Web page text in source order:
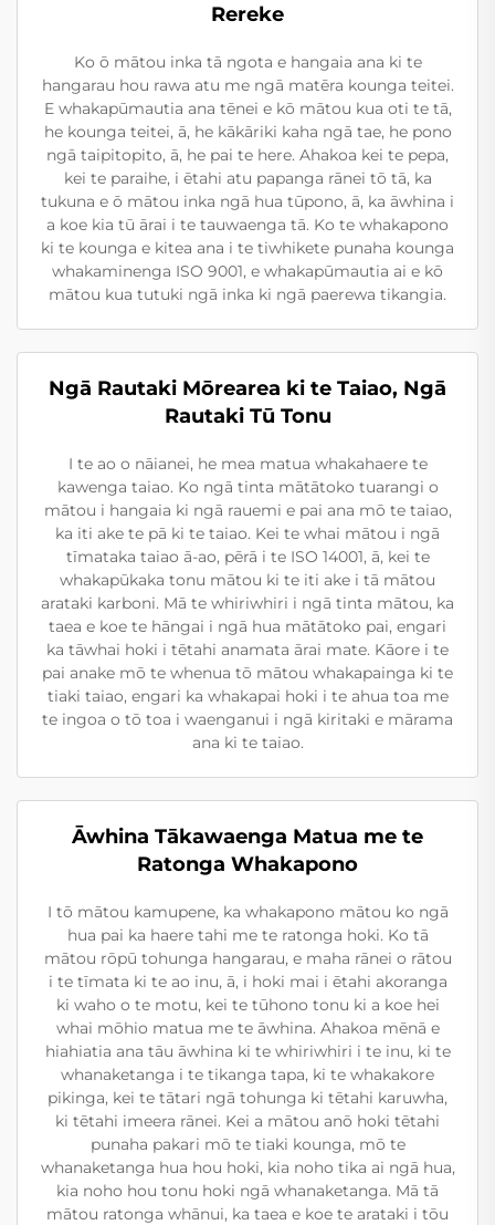
Rereke
Ko ō mātou inka tā ngota e hangaia ana ki te
hangarau hou rawa atu me ngā matēra kounga teitei.
E whakapūmautia ana tēnei e kō mātou kua oti te tā,
he kounga teitei, ā, he kākāriki kaha ngā tae, he pono
ngā taipitopito, ā, he pai te here. Ahakoa kei te pepa,
kei te paraihe, i ētahi atu papanga rānei tō tā, ka
tukuna e ō mātou inka ngā hua tūpono, ā, ka āwhina i
a koe kia tū ārai i te tauwaenga tā. Ko te whakapono
ki te kounga e kitea ana i te tiwhikete punaha kounga
whakaminenga ISO 9001, e whakapūmautia ai e kō
mātou kua tutuki ngā inka ki ngā paerewa tikangia.
Ngā Rautaki Mōrearea ki te Taiao, Ngā
Rautaki Tū Tonu
I te ao o nāianei, he mea matua whakahaere te
kawenga taiao. Ko ngā tinta mātātoko tuarangi o
mātou i hangaia ki ngā rauemi e pai ana mō te taiao,
ka iti ake te pā ki te taiao. Kei te whai mātou i ngā
tīmataka taiao ā-ao, pērā i te ISO 14001, ā, kei te
whakapūkaka tonu mātou ki te iti ake i tā mātou
arataki karboni. Mā te whiriwhiri i ngā tinta mātou, ka
taea e koe te hāngai i ngā hua mātātoko pai, engari
ka tāwhai hoki i tētahi anamata ārai mate. Kāore i te
pai anake mō te whenua tō mātou whakapainga ki te
tiaki taiao, engari ka whakapai hoki i te ahua toa me
te ingoa o tō toa i waenganui i ngā kiritaki e mārama
ana ki te taiao.
Āwhina Tākawaenga Matua me te
Ratonga Whakapono
I tō mātou kamupene, ka whakapono mātou ko ngā
hua pai ka haere tahi me te ratonga hoki. Ko tā
mātou rōpū tohunga hangarau, e maha rānei o rātou
i te tīmata ki te ao inu, ā, i hoki mai i ētahi akoranga
ki waho o te motu, kei te tūhono tonu ki a koe hei
whai mōhio matua me te āwhina. Ahakoa mēnā e
hiahiatia ana tāu āwhina ki te whiriwhiri i te inu, ki te
whanaketanga i te tikanga tapa, ki te whakakore
pikinga, kei te tātari ngā tohunga ki tētahi karuwha,
ki tētahi imeera rānei. Kei a mātou anō hoki tētahi
punaha pakari mō te tiaki kounga, mō te
whanaketanga hua hou hoki, kia noho tika ai ngā hua,
kia noho hou tonu hoki ngā whanaketanga. Mā tā
mātou ratonga whānui, ka taea e koe te arataki i tōu